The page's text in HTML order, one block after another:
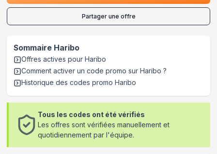
Partager une offre
Sommaire Haribo
Offres actives pour Haribo
Comment activer un code promo sur Haribo ?
Historique des codes promo Haribo
Tous les codes ont été vérifiés
Les offres sont vérifiées manuellement et
quotidiennement par l'équipe.